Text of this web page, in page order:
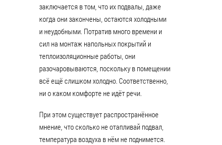
заключается в том, что их подвалы, даже
когда они закончены, остаются холодными
и неудобными. Потратив много времени и
сил на монтаж напольных покрытий и
теплоизоляционные работы, они
разочаровываются, поскольку в помещении
всё ещё слишком холодно. Соответственно,
ни о каком комфорте не идёт речи.
При этом существует распространённое
мнение, что сколько не отапливай подвал,
температура воздуха в нём не поднимется.